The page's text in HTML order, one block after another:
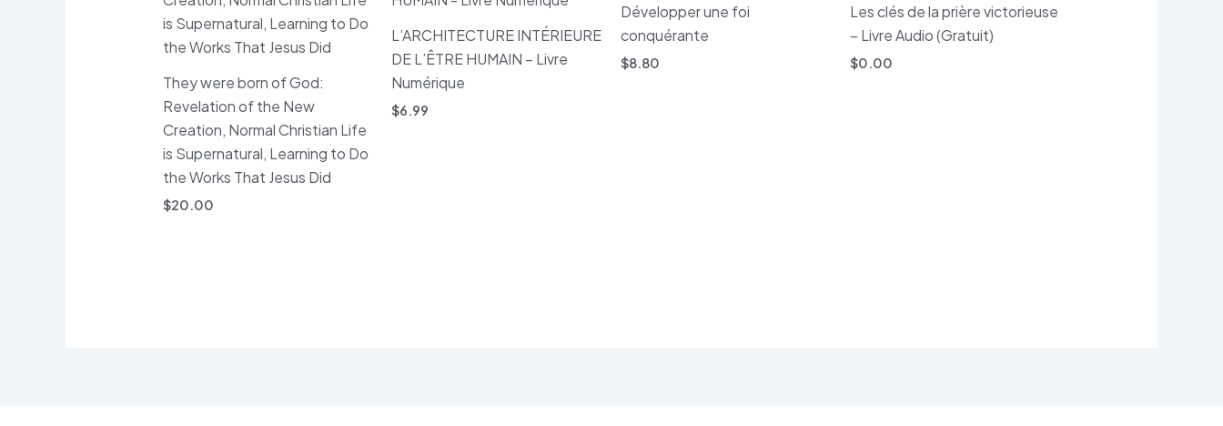
They were born of God:
Revelation of the New
Creation, Normal Christian Life
is Supernatural, Learning to Do
the Works That Jesus Did
$20.00
L’ARCHITECTURE INTÉRIEURE
DE L’ÊTRE HUMAIN – Livre
Numérique
$6.99
Développer une foi
conquérante
$8.80
Les clés de la prière victorieuse
– Livre Audio (Gratuit)
$0.00